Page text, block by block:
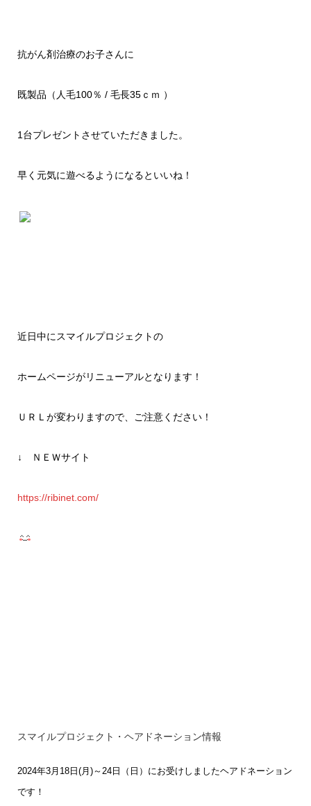
抗がん剤治療のお子さんに
既製品（人毛100％ / 毛長35ｃｍ ）
1台プレゼントさせていただきました。
早く元気に遊べるようになるといいね！
近日中にスマイルプロジェクトの
ホームページがリニューアルとなります！
ＵＲＬが変わりますので、ご注意ください！
↓ ＮＥＷサイト
https://ribinet.com/
スマイルプロジェクト・ヘアドネーション情報
2024年3月18日(月)～24日（日）にお受けしましたヘアドネーション
です！